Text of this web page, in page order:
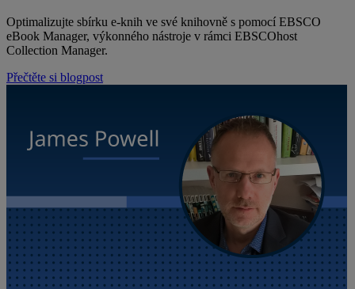
Optimalizujte sbírku e-knih ve své knihovně s pomocí EBSCO
eBook Manager, výkonného nástroje v rámci EBSCOhost
Collection Manager.
Přečtěte si blogpost